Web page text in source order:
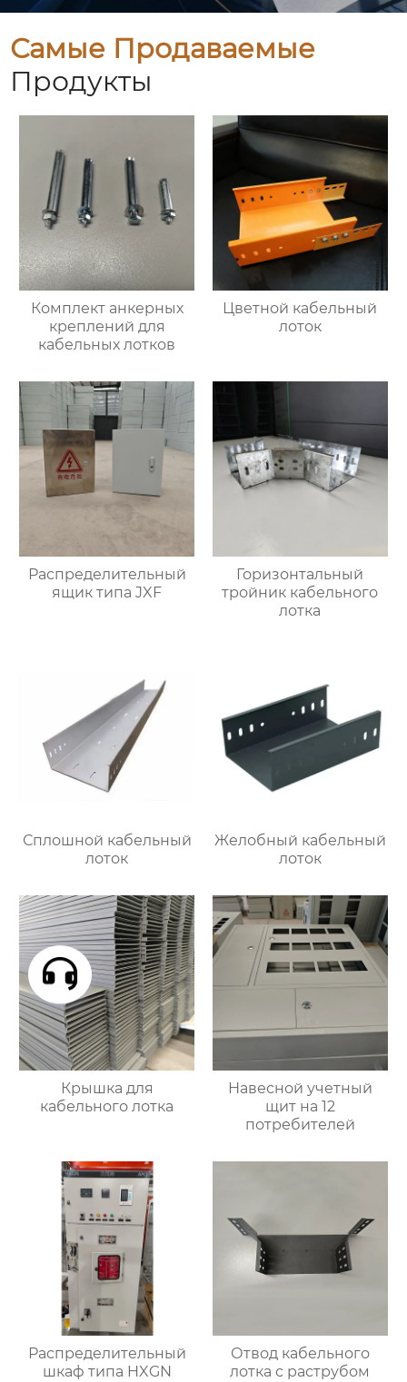
Самые Продаваемые
Продукты
Комплект анкерных
креплений для
кабельных лотков
Цветной кабельный
лоток
Распределительный
ящик типа JXF
Горизонтальный
тройник кабельного
лотка
Сплошной кабельный
лоток
Желобный кабельный
лоток
Крышка для
кабельного лотка
Навесной учетный
щит на 12
потребителей
Распределительный
шкаф типа HXGN
Отвод кабельного
лотка с раструбом